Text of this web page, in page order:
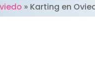
» Karting en